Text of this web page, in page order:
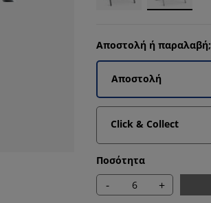
Αποστολή ή παραλαβή;
Αποστολή
Click & Collect
Ποσότητα
- +